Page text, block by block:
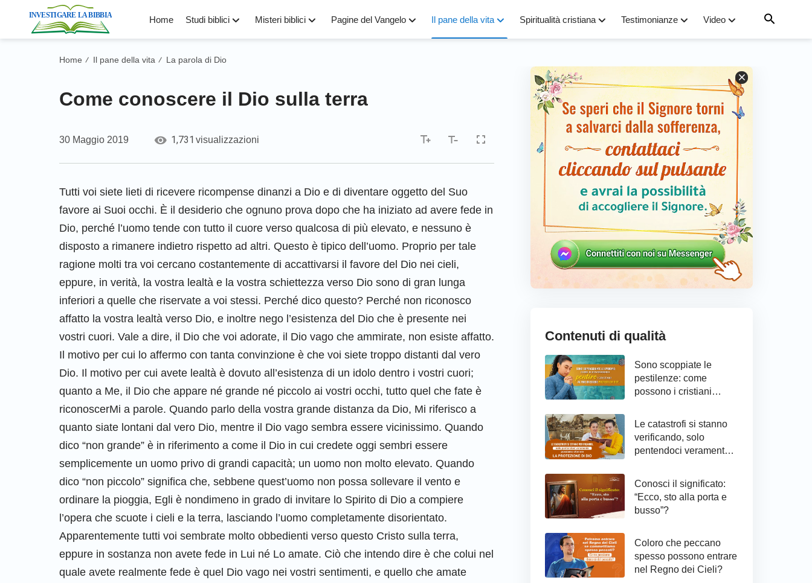
Home Studi biblici Misteri biblici Pagine del Vangelo Il pane della vita Spiritualità cristiana Testimonianze Video
Home / Il pane della vita / La parola di Dio
Come conoscere il Dio sulla terra
30 Maggio 2019 1,731 visualizzazioni
Tutti voi siete lieti di ricevere ricompense dinanzi a Dio e di diventare oggetto del Suo
favore ai Suoi occhi. È il desiderio che ognuno prova dopo che ha iniziato ad avere fede in
Dio, perché l’uomo tende con tutto il cuore verso qualcosa di più elevato, e nessuno è
disposto a rimanere indietro rispetto ad altri. Questo è tipico dell’uomo. Proprio per tale
ragione molti tra voi cercano costantemente di accattivarsi il favore del Dio nei cieli,
eppure, in verità, la vostra lealtà e la vostra schiettezza verso Dio sono di gran lunga
inferiori a quelle che riservate a voi stessi. Perché dico questo? Perché non riconosco
affatto la vostra lealtà verso Dio, e inoltre nego l’esistenza del Dio che è presente nei
vostri cuori. Vale a dire, il Dio che voi adorate, il Dio vago che ammirate, non esiste affatto.
Il motivo per cui lo affermo con tanta convinzione è che voi siete troppo distanti dal vero
Dio. Il motivo per cui avete lealtà è dovuto all’esistenza di un idolo dentro i vostri cuori;
quanto a Me, il Dio che appare né grande né piccolo ai vostri occhi, tutto quel che fate è
riconoscerMi a parole. Quando parlo della vostra grande distanza da Dio, Mi riferisco a
quanto siate lontani dal vero Dio, mentre il Dio vago sembra essere vicinissimo. Quando
dico “non grande” è in riferimento a come il Dio in cui credete oggi sembri essere
semplicemente un uomo privo di grandi capacità; un uomo non molto elevato. Quando
dico “non piccolo” significa che, sebbene quest’uomo non possa sollevare il vento e
ordinare la pioggia, Egli è nondimeno in grado di invitare lo Spirito di Dio a compiere
l’opera che scuote i cieli e la terra, lasciando l’uomo completamente disorientato.
Apparentemente tutti voi sembrate molto obbedienti verso questo Cristo sulla terra,
eppure in sostanza non avete fede in Lui né Lo amate. Ciò che intendo dire è che colui nel
quale avete realmente fede è quel Dio vago nei vostri sentimenti, e quello che amate
Contenuti di qualità
Sono scoppiate le
pestilenze: come
possono i cristiani
pentimento ed essere
protetti da Dio
Le catastrofi si stanno
verificando, solo
pentendoci veramente
Conosci il significato:
“Ecco, sto alla porta e
busso”?
Coloro che peccano
spesso possono entrare
nel Regno dei Cieli?